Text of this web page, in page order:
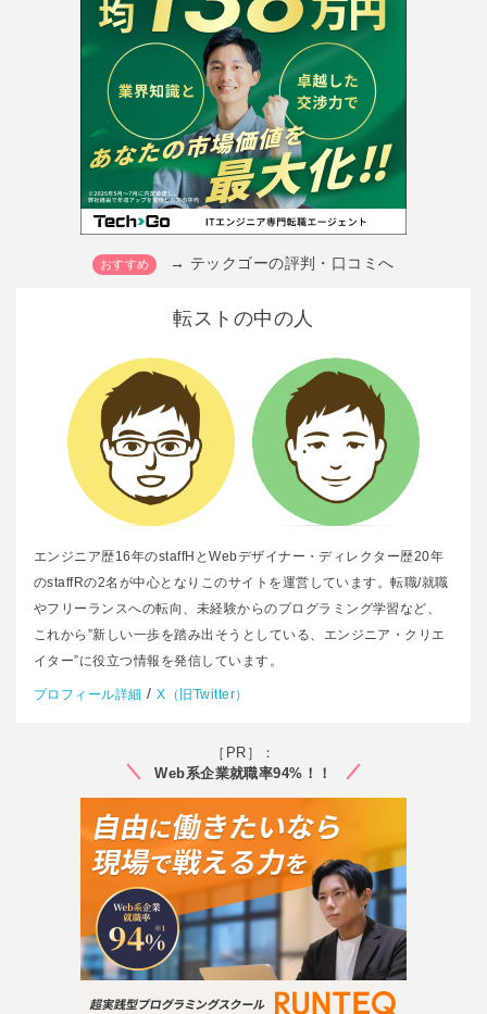
→ テックゴーの評判・口コミへ
転ストの中の人
エンジニア歴16年のstaffHとWebデザイナー・ディレクター歴20年
のstaffRの2名が中心となりこのサイトを運営しています。転職/就職
やフリーランスへの転向、未経験からのプログラミング学習など、
これから”新しい一歩を踏み出そうとしている、エンジニア・クリエ
イター”に役立つ情報を発信しています。
プロフィール詳細 /X（旧Twitter）
［PR］：
Web系企業就職率94%！！